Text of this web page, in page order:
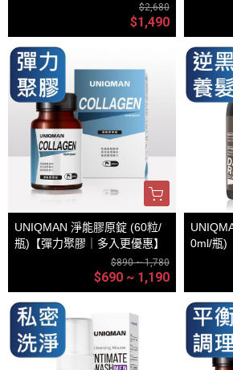
$2,680
$1,490
UNIQMAN 淨能膠原錠 (60粒/
瓶)【彈力聚膠｜多入更優惠】
$890 ~ 1,780
$690 ~ 1,190
0ml/瓶)